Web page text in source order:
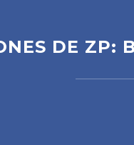
DE ZP: